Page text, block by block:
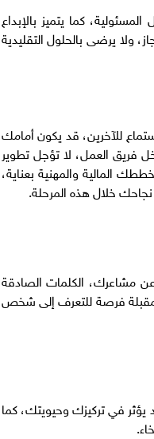
كما يتميز بالإبداع
يرضى بالحلول التقليدية
للآخرين، قد يكون أمامك
فريق العمل، لا تؤجل تطوير
المالية والمهنية بعناية،
خلال هذه المرحلة.
مشاعرك، الكلمات الصادقة
فرصة للتعرف إلى شخص
في تركيزك وحيويتك، كما